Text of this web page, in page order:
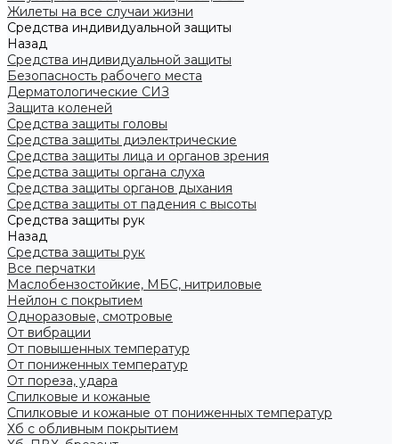
Жилеты на все случаи жизни
Средства индивидуальной защиты
Назад
Средства индивидуальной защиты
Безопасность рабочего места
Дерматологические СИЗ
Защита коленей
Средства защиты головы
Средства защиты диэлектрические
Средства защиты лица и органов зрения
Средства защиты органа слуха
Средства защиты органов дыхания
Средства защиты от падения с высоты
Средства защиты рук
Назад
Средства защиты рук
Все перчатки
Маслобензостойкие, МБС, нитриловые
Нейлон с покрытием
Одноразовые, смотровые
От вибрации
От повышенных температур
От пониженных температур
От пореза, удара
Спилковые и кожаные
Спилковые и кожаные от пониженных температур
Хб с обливным покрытием